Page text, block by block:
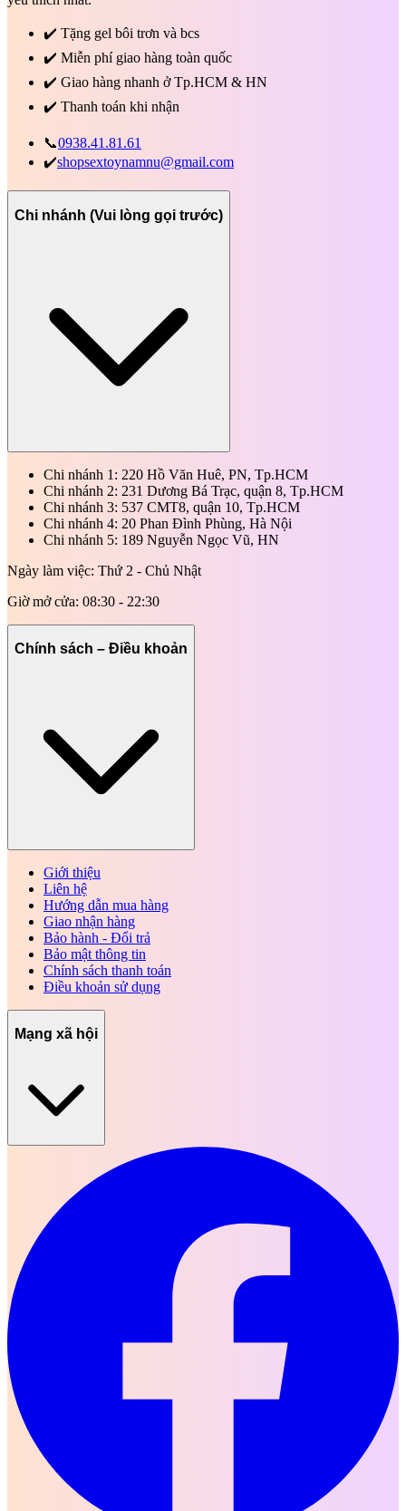
✔️ Tặng gel bôi trơn và bcs
✔️ Miễn phí giao hàng toàn quốc
✔️ Giao hàng nhanh ở Tp.HCM & HN
✔️ Thanh toán khi nhận
📞0938.41.81.61
✔️shopsextoynamnu@gmail.com
Chi nhánh (Vui lòng gọi trước)
Chi nhánh 1: 220 Hồ Văn Huê, PN, Tp.HCM
Chi nhánh 2: 231 Dương Bá Trạc, quận 8, Tp.HCM
Chi nhánh 3: 537 CMT8, quận 10, Tp.HCM
Chi nhánh 4: 20 Phan Đình Phùng, Hà Nội
Chi nhánh 5: 189 Nguyễn Ngọc Vũ, HN
Ngày làm việc: Thứ 2 - Chủ Nhật
Giờ mở cửa: 08:30 - 22:30
Chính sách – Điều khoản
Giới thiệu
Liên hệ
Hướng dẫn mua hàng
Giao nhận hàng
Bảo hành - Đổi trả
Bảo mật thông tin
Chính sách thanh toán
Điều khoản sử dụng
Mạng xã hội